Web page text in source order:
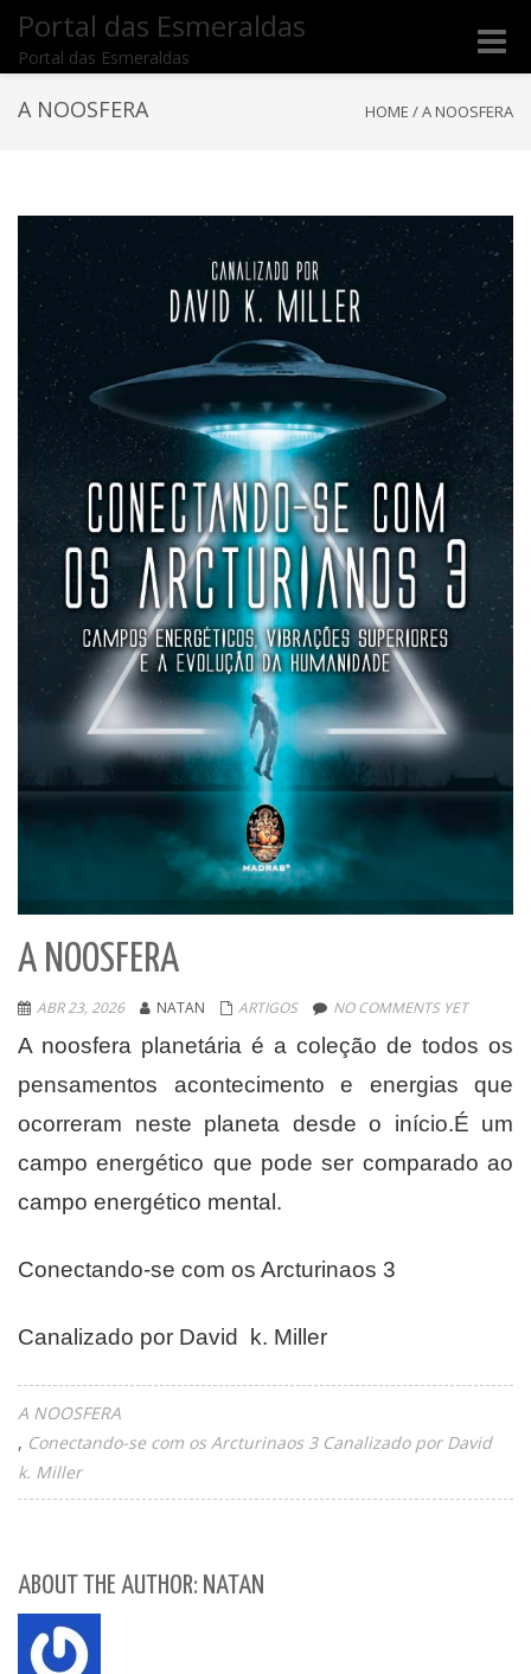
Portal das Esmeraldas
Portal das Esmeraldas
Toggle
A NOOSFERA HOME /A NOOSFERA
A NOOSFERA
ABR 23, 2026 NATAN ARTIGOS NO COMMENTS YET
A noosfera planetária é a coleção de todos os
pensamentos acontecimento e energias que
ocorreram neste planeta desde o início.É um
campo energético que pode ser comparado ao
campo energético mental.
Conectando-se com os Arcturinaos 3
Canalizado por David k. Miller
A NOOSFERA
Conectando-se com os Arcturinaos 3 Canalizado por David
k. Miller
ABOUT THE AUTHOR: NATAN